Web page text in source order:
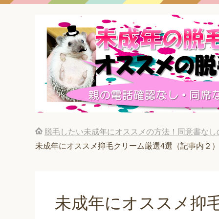
脱毛したい未成年にオススメの方法！同意書な
未成年にオススメ抑毛クリーム厳選4選（記事内２）
未成年にオススメ抑